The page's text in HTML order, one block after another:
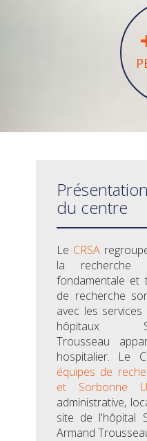
Présentation
du centre
Le CRSA
la recherche
fondamentale et
de recherche
avec les
hôpitaux
Trousseau
hospitalier. Le
équipes de
et Sorbonne
administrative,
site de l'hôpital
Armand